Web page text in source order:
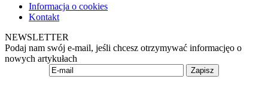
Informacja o cookies
Kontakt
NEWSLETTER
Podaj nam swój e-mail, jeśli chcesz otrzymywać informacjęo o
nowych artykułach
Zapisz